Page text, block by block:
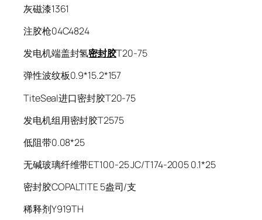
灰磁漆1361
注胶枪04C4824
发电机端盖封氢密封胶T20-75
弹性波纹板0.9*15.2*157
TiteSeal进口密封胶T20-75
发电机组用密封胶T2575
低阻带0.08*25
无碱玻璃纤维带ET100-25 JC/T174-2005 0.1*25
密封胶COPALTITE 5盎司/支
稀释剂Y919TH